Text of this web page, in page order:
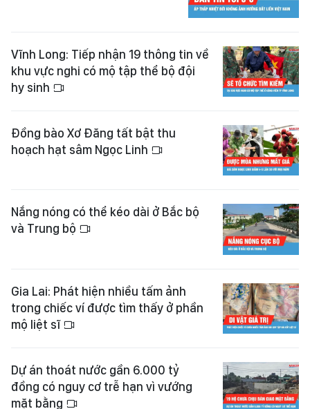
Vĩnh Long: Tiếp nhận 19 thông tin về
khu vực nghi có mộ tập thể bộ đội
hy sinh
Đồng bào Xơ Đăng tất bật thu
hoạch hạt sâm Ngọc Linh
Nắng nóng có thể kéo dài ở Bắc bộ
và Trung bộ
Gia Lai: Phát hiện nhiều tấm ảnh
trong chiếc ví được tìm thấy ở phần
mộ liệt sĩ
Dự án thoát nước gần 6.000 tỷ
đồng có nguy cơ trễ hạn vì vướng
mặt bằng